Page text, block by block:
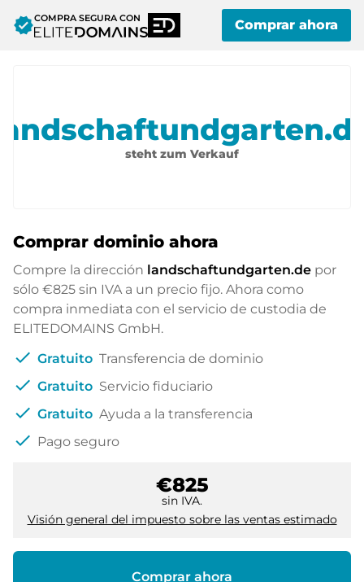
verifiedCOMPRA SEGURA CON Comprar ahora
steht zum Verkauf
Comprar dominio ahora
Compre la dirección landschaftundgarten.de por
sólo €825 sin IVA a un precio fijo. Ahora como
compra inmediata con el servicio de custodia de
ELITEDOMAINS GmbH.
check Gratuito Transferencia de dominio
check Gratuito Servicio fiduciario
check Gratuito Ayuda a la transferencia
check Pago seguro
€825
sin IVA.
Visión general del impuesto sobre las ventas estimado
Comprar ahora